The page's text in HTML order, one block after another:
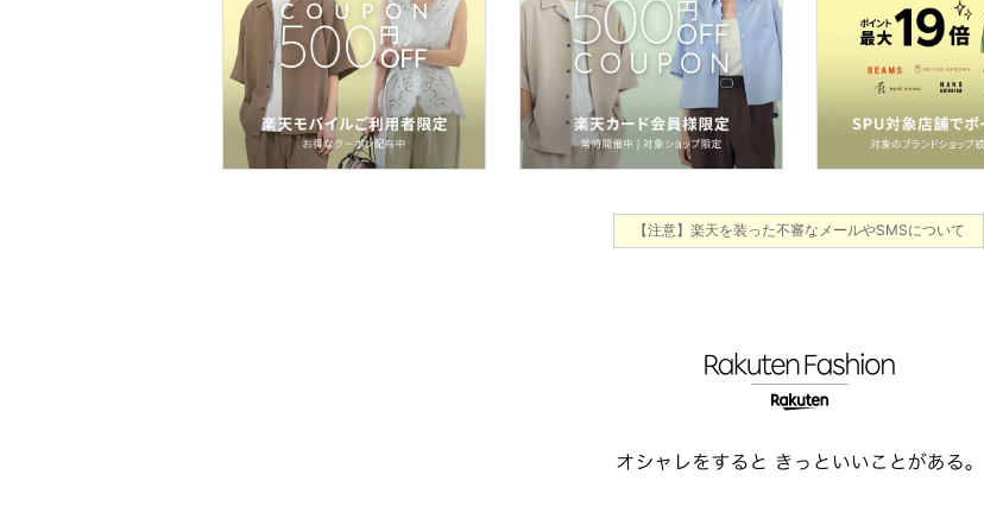
【注意】楽天を装った不審なメールやSMSについて